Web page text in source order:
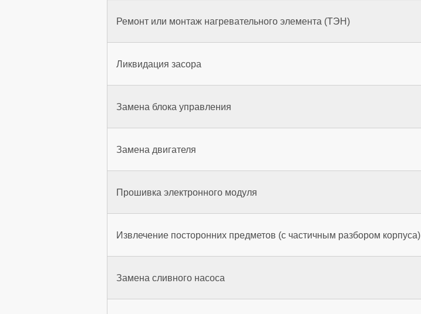
Ремонт или монтаж нагревательного элемента (ТЭН)
Ликвидация засора
Замена блока управления
Замена двигателя
Прошивка электронного модуля
Извлечение посторонних предметов (с частичным разбором корпуса)
Замена сливного насоса